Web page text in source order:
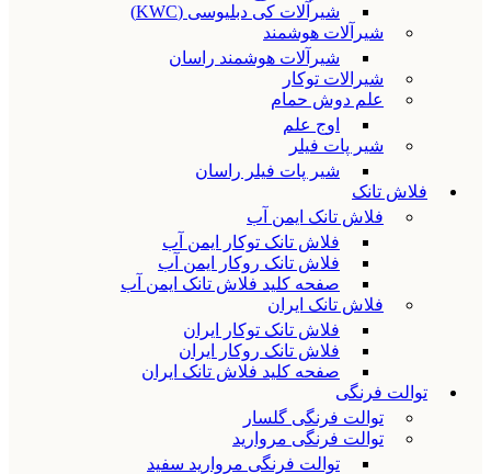
شیرآلات کی دبلیوسی (KWC)
شیرآلات هوشمند
شیرآلات هوشمند راسان
شیرالات توکار
علم دوش حمام
اوج علم
شیر پات فیلر
شیر پات فیلر راسان
فلاش تانک
فلاش تانک ایمن آب
فلاش تانک توکار ایمن آب
فلاش تانک روکار ایمن آب
صفحه کلید فلاش تانک ایمن آب
فلاش تانک ایران
فلاش تانک توکار ایران
فلاش تانک روکار ایران
صفحه کلید فلاش تانک ایران
توالت فرنگی
توالت فرنگی گلسار
توالت فرنگی مروارید
توالت فرنگی مروارید سفید